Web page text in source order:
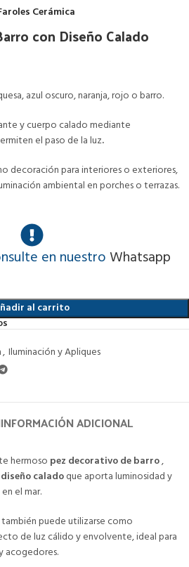
Cerámica
con Diseño Calado
azul oscuro, naranja, rojo o barro.
y cuerpo calado mediante
el paso de la luz.
decoración para interiores o exteriores,
ambiental en porches o terrazas.
en nuestroWhatsapp
al carrito
, Iluminación y Apliques
INFORMACIÓN ADICIONAL
hermoso pez decorativo de barro,
diseño caladoque aporta luminosidad y
el mar.
también puede utilizarse como
de luz cálido y envolvente, ideal para
acogedores.